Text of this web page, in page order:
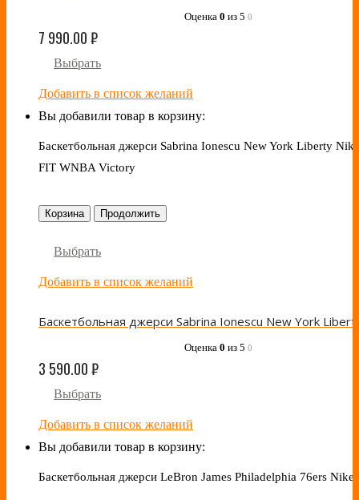
Оценка 0 из 5 0
7 990.00₽
Выбрать
Добавить в список желаний
Вы добавили товар в корзину:
Баскетбольная джерси Sabrina Ionescu New York Liberty
FIT WNBA Victory
Корзина Продолжить
Выбрать
Добавить в список желаний
Оценка 0 из 5 0
3 590.00₽
Выбрать
Добавить в список желаний
Вы добавили товар в корзину:
Баскетбольная джерси LeBron James Philadelphia 76ers Nike